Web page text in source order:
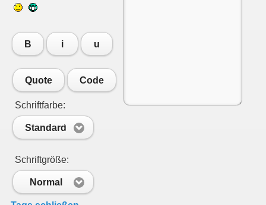
B i u
Quote Code
Schriftfarbe:
Standard
Schriftgröße:
Normal